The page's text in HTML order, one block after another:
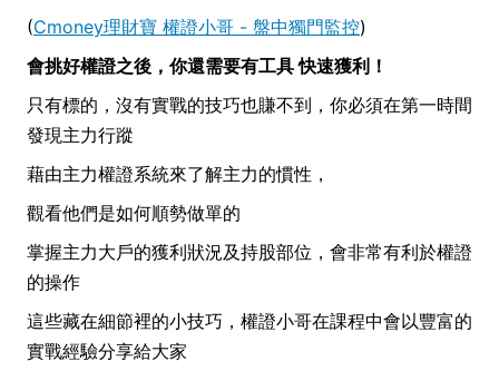
(Cmoney理財寶 權證小哥 - 盤中獨門監控)
會挑好權證之後，你還需要有工具 快速獲利！
只有標的，沒有實戰的技巧也賺不到，你必須在第一時間
發現主力行蹤
藉由主力權證系統來了解主力的慣性，
觀看他們是如何順勢做單的
掌握主力大戶的獲利狀況及持股部位，會非常有利於權證
的操作
這些藏在細節裡的小技巧，權證小哥在課程中會以豐富的
實戰經驗分享給大家